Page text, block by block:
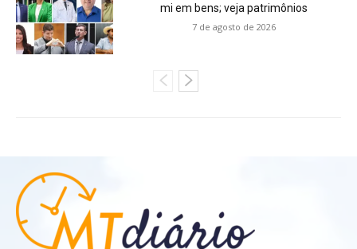
mi em bens; veja patrimônios
7 de agosto de 2026